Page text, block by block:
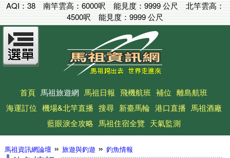
AQI：38 南竿雲高：6000呎能見度：9999 公尺北竿雲高：
4500呎能見度：9999 公尺
首頁 馬祖旅遊網 馬祖日報 飛機航班 補位 離島航班
海運訂位 機場&北竿直播 搜尋 新臺馬輪 港口直播 馬祖酒廠
藍眼淚全攻略 馬祖住宿全覽 天氣監測
馬祖資訊網論壇» 旅遊與釣遊» 釣魚情報